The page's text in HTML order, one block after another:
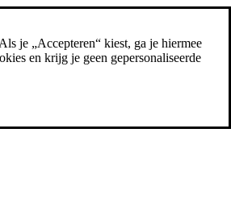
je „Accepteren“ kiest, ga je hiermee
en krijg je geen gepersonaliseerde